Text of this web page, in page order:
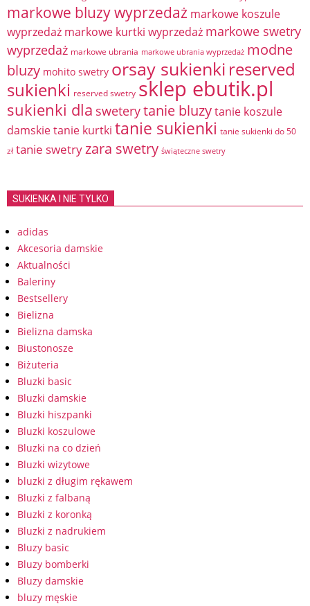
markowe bluzy wyprzedaż markowe koszule
wyprzedaż markowe kurtki wyprzedaż markowe swetry
wyprzedaż markowe ubrania markowe ubrania wyprzedaż modne
bluzy mohito swetry orsay sukienki reserved
sukienki reserved swetry sklep ebutik.pl
sukienki dla sweterytanie bluzytanie koszule
damskietanie kurtki tanie sukienki tanie sukienki do 50
zł tanie swetryzara swetry świąteczne swetry
SUKIENKA I NIE TYLKO
adidas
Akcesoria damskie
Aktualności
Baleriny
Bestsellery
Bielizna
Bielizna damska
Biustonosze
Biżuteria
Bluzki basic
Bluzki damskie
Bluzki hiszpanki
Bluzki koszulowe
Bluzki na co dzień
Bluzki wizytowe
bluzki z długim rękawem
Bluzki z falbaną
Bluzki z koronką
Bluzki z nadrukiem
Bluzy basic
Bluzy bomberki
Bluzy damskie
bluzy męskie